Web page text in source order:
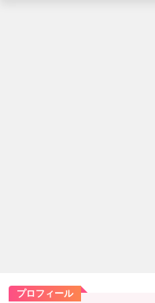
プロフィール